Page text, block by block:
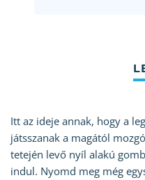
Itt az ideje annak, hogy a
játsszanak a magától
tetején levő nyíl alakú
indul. Nyomd meg még